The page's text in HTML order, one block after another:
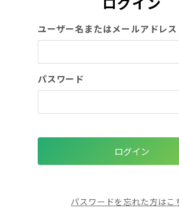
ユーザー名またはメールアドレス
パスワード
パスワードを忘れた方はこ